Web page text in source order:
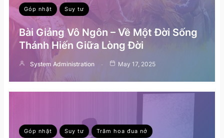
Góp nhặt Suy tư
Bài Giảng Vô Ngôn – Về Một Đời Sống
Thánh Hiến Giữa Lòng Đời
System Administration May 17, 2025
Góp nhặt Suy tư Trăm hoa đua nở